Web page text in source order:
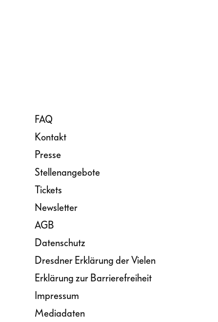
FAQ
Kontakt
Presse
Stellenangebote
Tickets
Newsletter
AGB
Datenschutz
Dresdner Erklärung der Vielen
Erklärung zur Barrierefreiheit
Impressum
Mediadaten